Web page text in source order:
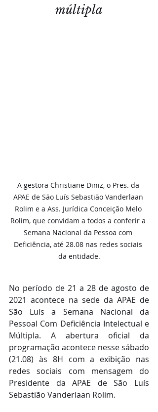
múltipla
A gestora Christiane Diniz, o Pres. da
APAE de São Luís Sebastião Vanderlaan
Rolim e a Ass. Jurídica Conceição Melo
Rolim, que convidam a todos a conferir a
Semana Nacional da Pessoa com
Deficiência, até 28.08 nas redes sociais
da entidade.
No período de 21 a 28 de agosto de
2021 acontece na sede da APAE de
São Luís a Semana Nacional da
Pessoal Com Deficiência Intelectual e
Múltipla. A abertura oficial da
programação acontece nesse sábado
(21.08) às 8H com a exibição nas
redes sociais com mensagem do
Presidente da APAE de São Luís
Sebastião Vanderlaan Rolim.